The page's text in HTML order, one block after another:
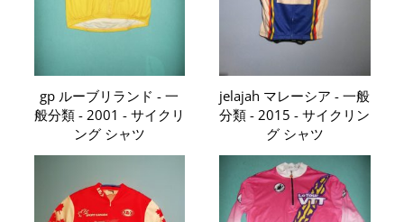
gp ルーブリランド - 一
般分類 - 2001 - サイクリ
ング シャツ
jelajah マレーシア - 一般
分類 - 2015 - サイクリン
グ シャツ